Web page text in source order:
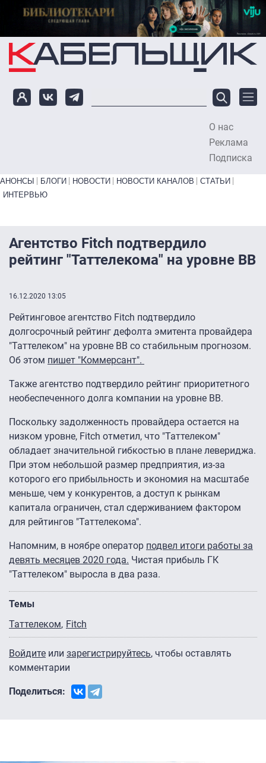
Перейти к основному содержанию
О нас
Реклама
Подписка
Primary links bottom
АНОНСЫ БЛОГИ НОВОСТИ НОВОСТИ КАНАЛОВ
СТАТЬИ
ИНТЕРВЬЮ
Агентство Fitch подтвердило
рейтинг "Таттелекома" на уровне ВВ
16.12.2020 13:05
Рейтинговое агентство Fitch подтвердило
долгосрочный рейтинг дефолта эмитента провайдера
"Таттелеком" на уровне ВВ со стабильным прогнозом.
Об этом пишет "Коммерсант".
Также агентство подтвердило рейтинг приоритетного
необеспеченного долга компании на уровне ВВ.
Поскольку задолженность провайдера остается на
низком уровне, Fitch отметил, что "Таттелеком"
обладает значительной гибкостью в плане левериджа.
При этом небольшой размер предприятия, из-за
которого его прибыльность и экономия на масштабе
меньше, чем у конкурентов, а доступ к рынкам
капитала ограничен, стал сдерживанием фактором
для рейтингов "Таттелекома".
Напомним, в ноябре оператор подвел итоги работы за
девять месяцев 2020 года. Чистая прибыль ГК
"Таттелеком" выросла в два раза.
Темы
Таттелеком Fitch
Войдите или зарегистрируйтесь, чтобы оставлять
комментарии
Поделиться: